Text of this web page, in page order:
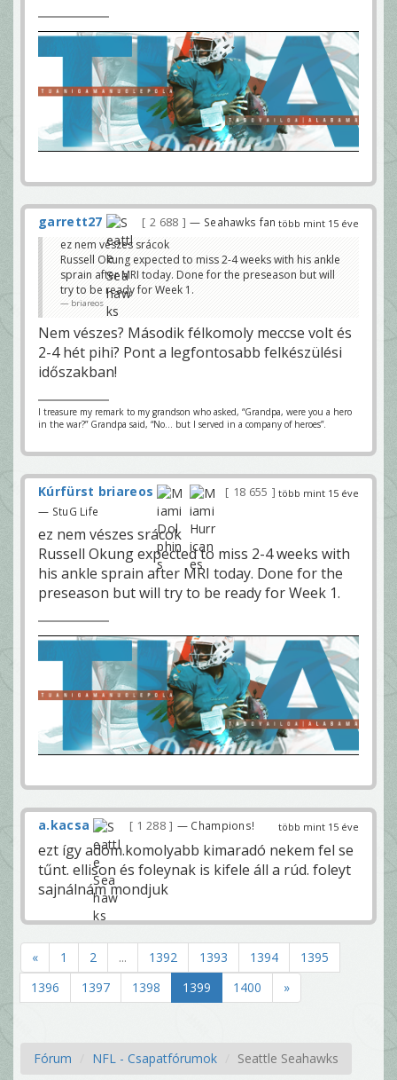
több mint 15 éve
garrett27 2 688 — Seahawks fan
ez nem vészes srácok
Russell Okung expected to miss 2-4 weeks with his ankle
sprain after MRI today. Done for the preseason but will
try to be ready for Week 1.
briareos
Nem vészes? Második félkomoly meccse volt és
2-4 hét pihi? Pont a legfontosabb felkészülési
időszakban!
I treasure my remark to my grandson who asked, “Grandpa, were you a hero
in the war?” Grandpa said, “No… but I served in a company of heroes”.
több mint 15 éve
Kúrfürst briareos 18 655
— StuG Life
ez nem vészes srácok
Russell Okung expected to miss 2-4 weeks with
his ankle sprain after MRI today. Done for the
preseason but will try to be ready for Week 1.
több mint 15 éve
a.kacsa 1 288 — Champions!
ezt így adom.komolyabb kimaradó nekem fel se
tűnt. ellison és foleynak is kifele áll a rúd. foleyt
sajnálnám mondjuk
« 1 2 ... 1392 1393 1394
1395
1396
1397 1398 1399 1400 »
Fórum NFL - Csapatfórumok Seattle Seahawks